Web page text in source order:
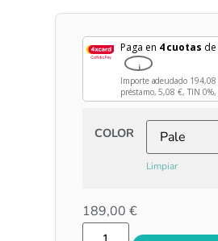
Paga en 4 cuotas de
i
Importe adeudado 194,08
préstamo,5,08€, TIN 0%,
COLOR
Limpiar
189,00€